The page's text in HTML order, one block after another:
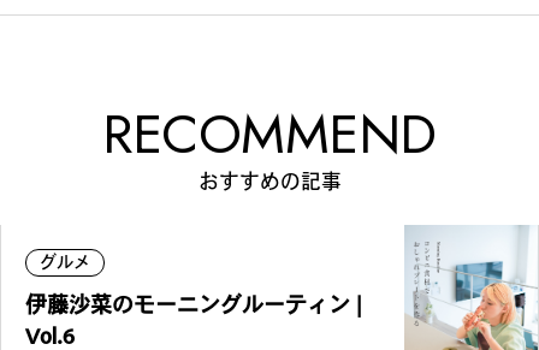
RECOMMEND
おすすめの記事
グルメ
伊藤沙菜のモーニングルーティン |
Vol.6